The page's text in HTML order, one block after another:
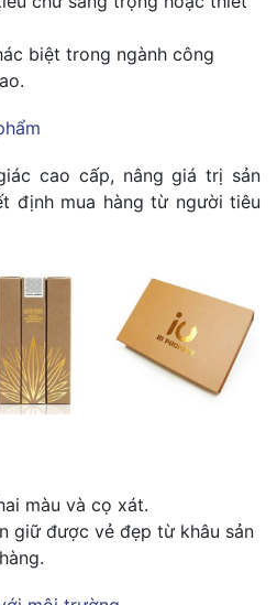
biệt trong ngành công
cao cấp, nâng giá trị sản
định mua hàng từ người tiêu
màu và cọ xát.
giữ được vẻ đẹp từ khâu sản